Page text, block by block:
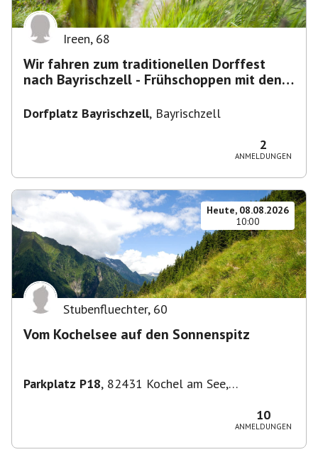
Ireen, 68
Wir fahren zum traditionellen Dorffest
nach Bayrischzell - Frühschoppen mit den
Dorfplatz Bayrischzell, Bayrischzell
2
ANMELDUNGEN
Heute, 08.08.2026
10:00
Stubenfluechter, 60
Vom Kochelsee auf den Sonnenspitz
Parkplatz P18, 82431 Kochel am See,
10
ANMELDUNGEN